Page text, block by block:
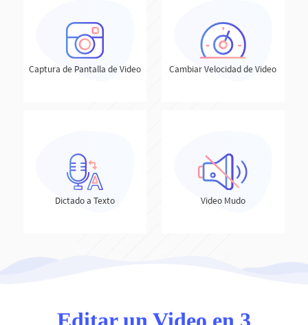
Captura de Pantalla de Video Cambiar Velocidad de Video
Dictado a Texto Video Mudo